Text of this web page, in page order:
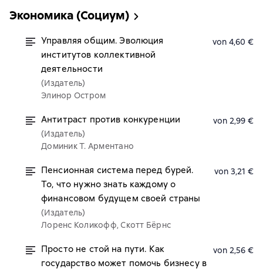
Экономика (Социум)
Управляя общим. Эволюция
институтов коллективной
деятельности
(Издатель)
Элинор Остром
von 4,60 €
Антитраст против конкуренции
(Издатель)
Доминик Т. Арментано
von 2,99 €
Пенсионная система перед бурей.
То, что нужно знать каждому о
финансовом будущем своей страны
(Издатель)
Лоренс Коликофф, Скотт Бёрнс
von 3,21 €
Просто не стой на пути. Как
государство может помочь бизнесу в
von 2,56 €